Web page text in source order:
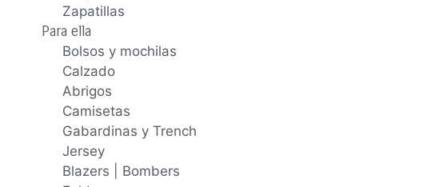
Zapatillas
Para ella
Bolsos y mochilas
Calzado
Abrigos
Camisetas
Gabardinas y Trench
Jersey
Blazers | Bombers